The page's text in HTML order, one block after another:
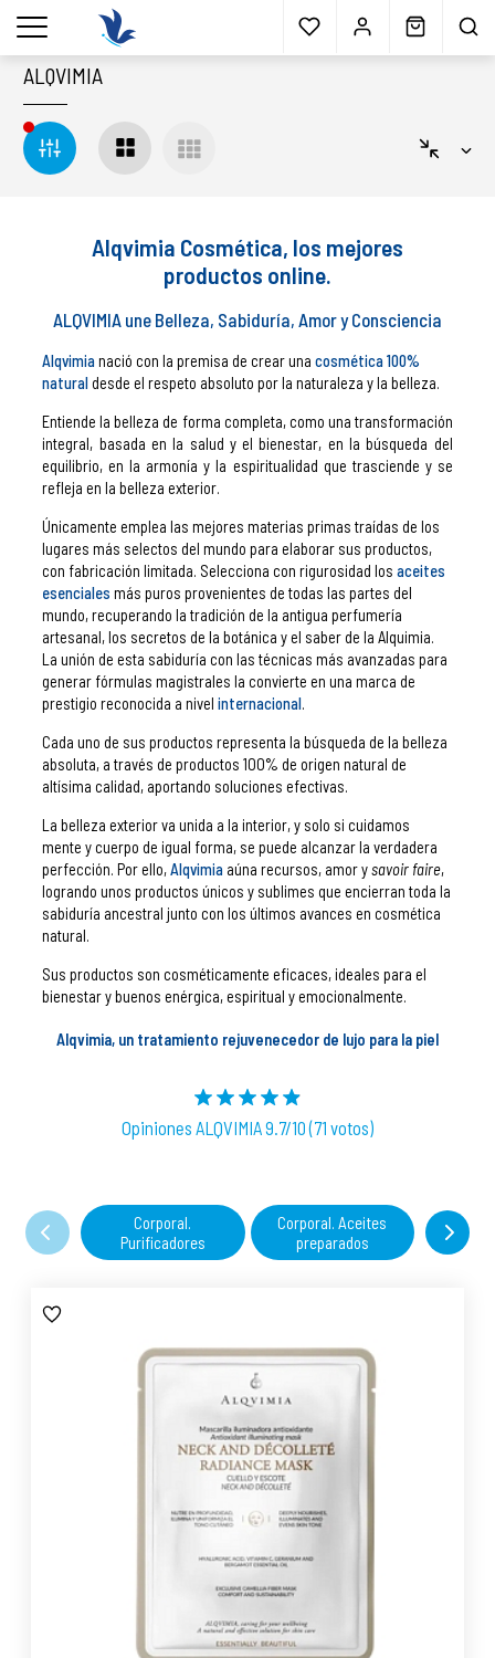
Envío gratisa partir 40€* Muestras gratis Blog
menu
ALQVIMIA
Alqvimia Cosmética, los mejores
productos online.
ALQVIMIA une Belleza, Sabiduría, Amor y Consciencia
Alqvimianació con la premisa de crear unacosmética 100%
natural desde el respeto absoluto por la naturaleza y la belleza.
Entiende la belleza de forma completa, como una transformación
integral, basada en la salud y el bienestar, en la búsqueda del
equilibrio, en la armonía y la espiritualidad que trasciende y se
refleja en la belleza exterior.
Únicamente emplea las mejores materias primas traídas de los
lugares más selectos del mundo para elaborar sus productos,
con fabricación limitada. Selecciona con rigurosidad losaceites
esenciales más puros provenientes de todas las partes del
mundo, recuperando la tradición de la antigua perfumería
artesanal, los secretos de la botánica y el saber de la Alquimia.
La unión de esta sabiduría con las técnicas más avanzadas para
generar fórmulas magistrales la convierte en una marca de
prestigio reconocida a nivelinternacional.
Cada uno de sus productos representa la búsqueda de la belleza
absoluta, a través de productos 100% de origen natural de
altísima calidad, aportando soluciones efectivas.
La belleza exterior va unida a la interior, y solo si cuidamos
mente y cuerpo de igual forma, se puede alcanzar la verdadera
perfección. Por ello,Alqvimia aúna recursos, amor ysavoir faire,
logrando unos productos únicos y sublimes que encierran toda la
sabiduría ancestral junto con los últimos avances en cosmética
natural.
Sus productos son cosméticamente eficaces, ideales para el
bienestar y buenos enérgica, espiritual y emocionalmente.
Alqvimia, un tratamiento rejuvenecedor de lujo para la piel
Opiniones ALQVIMIA 9.7/10 (71 votos)
Corporal.
Purificadores
Corporal. Aceites
preparados